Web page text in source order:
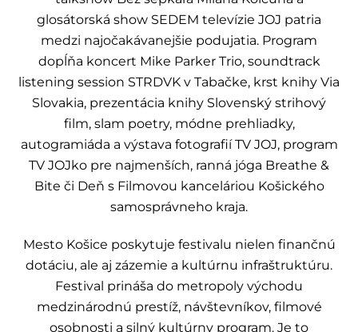
glosátorská show SEDEM televízie JOJ patria
medzi najočakávanejšie podujatia. Program
dopĺňa koncert Mike Parker Trio, soundtrack
listening session STRDVK v Tabačke, krst knihy Via
Slovakia, prezentácia knihy Slovenský strihový
film, slam poetry, módne prehliadky,
autogramiáda a výstava fotografií TV JOJ, program
TV JOJko pre najmenších, ranná jóga Breathe &
Bite či Deň s Filmovou kanceláriou Košického
samosprávneho kraja.
Mesto Košice poskytuje festivalu nielen finančnú
dotáciu, ale aj zázemie a kultúrnu infraštruktúru.
Festival prináša do metropoly východu
medzinárodnú prestíž, návštevníkov, filmové
osobnosti a silný kultúrny program. Je to